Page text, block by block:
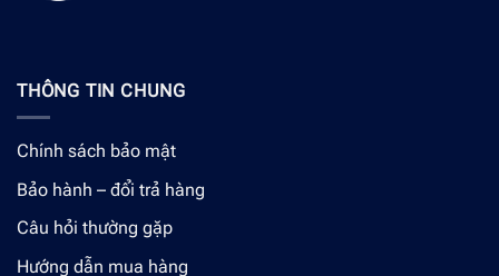
THÔNG TIN CHUNG
Chính sách bảo mật
Bảo hành – đổi trả hàng
Câu hỏi thường gặp
Hướng dẫn mua hàng